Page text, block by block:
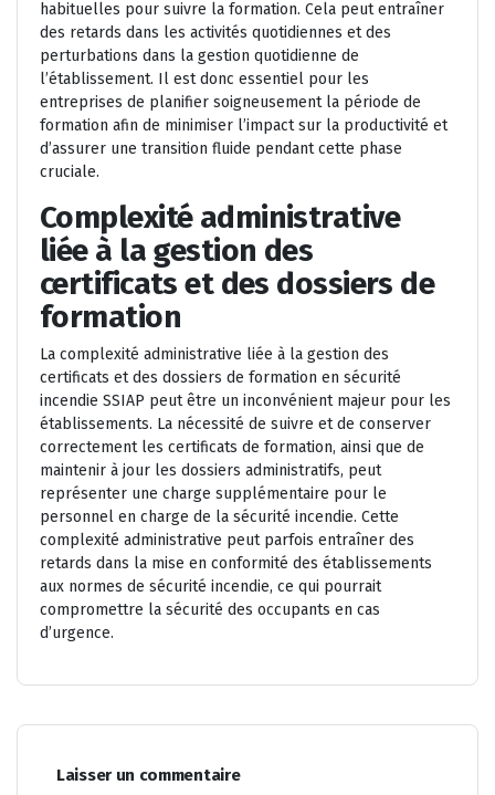
habituelles pour suivre la formation. Cela peut entraîner
des retards dans les activités quotidiennes et des
perturbations dans la gestion quotidienne de
l’établissement. Il est donc essentiel pour les
entreprises de planifier soigneusement la période de
formation afin de minimiser l’impact sur la productivité et
d’assurer une transition fluide pendant cette phase
cruciale.
Complexité administrative
liée à la gestion des
certificats et des dossiers de
formation
La complexité administrative liée à la gestion des
certificats et des dossiers de formation en sécurité
incendie SSIAP peut être un inconvénient majeur pour les
établissements. La nécessité de suivre et de conserver
correctement les certificats de formation, ainsi que de
maintenir à jour les dossiers administratifs, peut
représenter une charge supplémentaire pour le
personnel en charge de la sécurité incendie. Cette
complexité administrative peut parfois entraîner des
retards dans la mise en conformité des établissements
aux normes de sécurité incendie, ce qui pourrait
compromettre la sécurité des occupants en cas
d’urgence.
Laisser un commentaire